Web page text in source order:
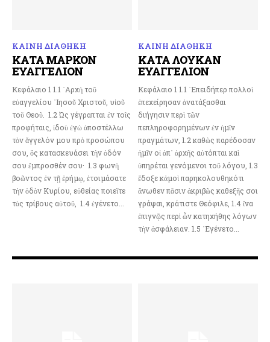
ΚΑΙΝΗ ΔΙΑΘΗΚΗ
ΚΑΤΑ ΜΑΡΚΟΝ
ΕΥΑΓΓΕΛΙΟΝ
Κεφάλαιο 1 1.1 ᾿Αρχὴ τοῦ
εὐαγγελίου ᾿Ιησοῦ Χριστοῦ, υἱοῦ
τοῦ Θεοῦ. 1.2 ῾Ως γέγραπται ἐν τοῖς
προφήταις, ἰδοὺ ἐγὼ ἀποστέλλω
τὸν ἄγγελόν μου πρὸ προσώπου
σου, ὃς κατασκευάσει τὴν ὁδόν
σου ἔμπροσθέν σου· 1.3 φωνὴ
βοῶντος ἐν τῇ ἐρήμῳ, ἑτοιμάσατε
τὴν ὁδὸν Κυρίου, εὐθείας ποιεῖτε
τὰς τρίβους αὐτοῦ, 1.4 ἐγένετο...
ΚΑΙΝΗ ΔΙΑΘΗΚΗ
ΚΑΤΑ ΛΟΥΚΑΝ
ΕΥΑΓΓΕΛΙΟΝ
Κεφάλαιο 1 1.1 ᾽Επειδήπερ πολλοὶ
ἐπεχείρησαν ἀνατάξασθαι
διήγησιν περὶ τῶν
πεπληροφορημένων ἐν ἡμῖν
πραγμάτων, 1.2 καθὼς παρέδοσαν
ἡμῖν οἱ ἀπ᾽ ἀρχῆς αὐτόπται καὶ
ὑπηρέται γενόμενοι τοῦ λόγου, 1.3
ἔδοξε κἀμοὶ παρηκολουθηκότι
ἄνωθεν πᾶσιν ἀκριβῶς καθεξῆς σοι
γράψαι, κράτιστε Θεόφιλε, 1.4 ἵνα
ἐπιγνῷς περὶ ὧν κατηχήθης λόγων
τὴν ἀσφάλειαν. 1.5 ᾽Εγένετο...